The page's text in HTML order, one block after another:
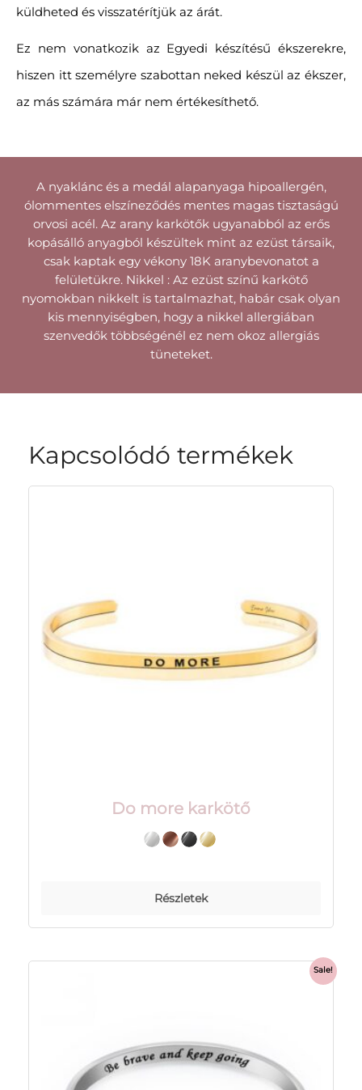
küldheted és visszatérítjük az árát.
Ez nem vonatkozik az Egyedi készítésű ékszerekre,
hiszen itt személyre szabottan neked készül az ékszer,
az más számára már nem értékesíthető.
A nyaklánc és a medál alapanyaga hipoallergén,
ólommentes elszíneződés mentes magas tisztaságú
orvosi acél. Az arany karkötők ugyanabból az erős
kopásálló anyagból készültek mint az ezüst társaik,
csak kaptak egy vékony 18K aranybevonatot a
felületükre. Nikkel : Az ezüst színű karkötő
nyomokban nikkelt is tartalmazhat, habár csak olyan
kis mennyiségben, hogy a nikkel allergiában
szenvedők többségénél ez nem okoz allergiás
tüneteket.
Kapcsolódó termékek
Do more karkötő
Részletek
Sale!